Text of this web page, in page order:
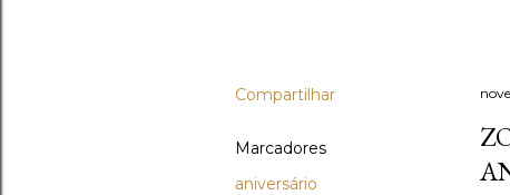
Compartilhar
Marcadores
aniversário